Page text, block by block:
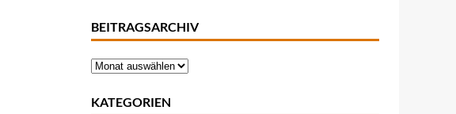
BEITRAGSARCHIV
KATEGORIEN